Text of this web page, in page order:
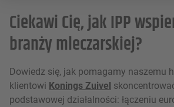
Ciekawi Cię, jak IPP
branży mleczarskiej?
Dowiedz się, jak pomagamy naszemu
klientowi Konings Zuivel
podstawowej działalności: łączeniu